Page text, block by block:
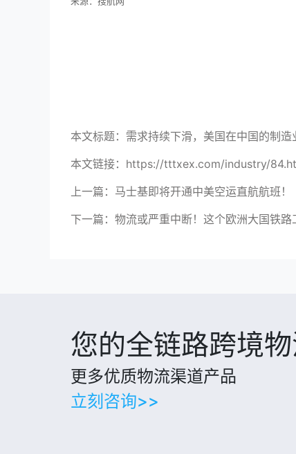
本文标题：需求持续下滑，美国在中国的制
本文链接：https://tttxex.com/industry/
上一篇： 马士基即将开通中美空运直航航班！
下一篇： 物流或严重中断！这个欧洲大国铁
您的全链路跨境
更多优质物流渠道产品
立刻咨询>>